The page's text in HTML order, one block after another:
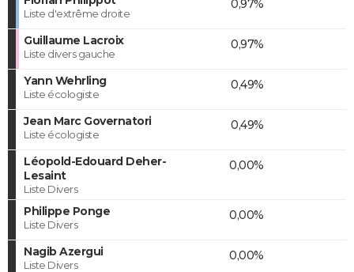
Liste d'extrême droite
0,97%
Guillaume Lacroix
Liste divers gauche
0,97%
Yann Wehrling
Liste écologiste
0,49%
Jean Marc Governatori
Liste écologiste
0,49%
Léopold-Edouard Deher-
Lesaint
Liste Divers
0,00%
Philippe Ponge
Liste Divers
0,00%
Nagib Azergui
Liste Divers
0,00%